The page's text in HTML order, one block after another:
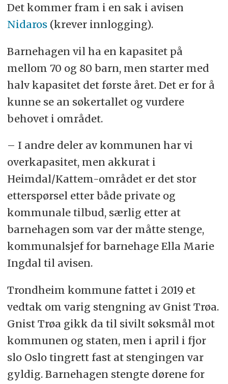
Det kommer fram i en sak i avisen
Nidaros(krever innlogging).
Barnehagen vil ha en kapasitet på
mellom 70 og 80 barn, men starter med
halv kapasitet det første året. Det er for å
kunne se an søkertallet og vurdere
behovet i området.
– I andre deler av kommunen har vi
overkapasitet, men akkurat i
Heimdal/Kattem-området er det stor
etterspørsel etter både privateog
kommunale tilbud, særlig etter at
barnehagen som var der måtte stenge,
kommunalsjef for barnehageElla Marie
Ingdal til avisen.
Trondheim kommune fattet i 2019 et
vedtak om varig stengning av Gnist Trøa.
Gnist Trøa gikk da til sivilt søksmål mot
kommunen og staten, men i april i fjor
slo Oslo tingrett fast at stengingen var
gyldig. Barnehagen stengte dørene for